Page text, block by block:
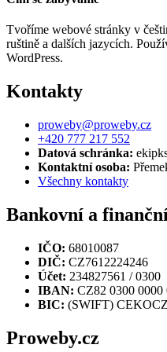
Tvoříme webové stránky v
ruštině a dalších jazycích.
WordPress.
Kontakty
proweby@proweby.cz
+420 777 217 552
Datová schránka:
Kontaktní osoba:
Všechny kontakty
Bankovní a
IČO: 68010087
DIČ: CZ7612224246
Účet: 234827561 / 0300
IBAN: CZ82 0300 0000
BIC: (SWIFT)
Proweby.cz